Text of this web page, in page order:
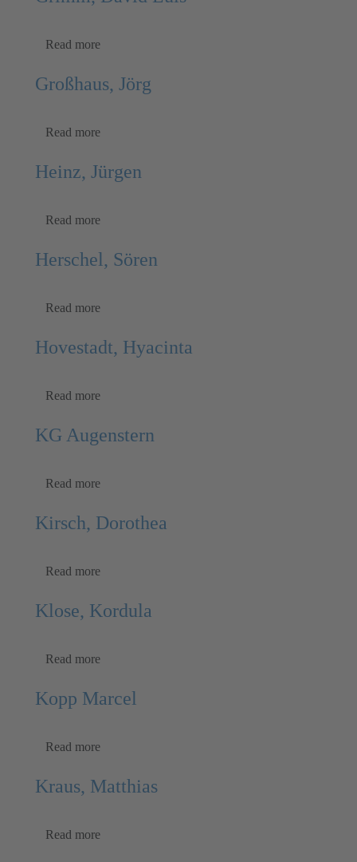
Read more
Großhaus, Jörg
Read more
Heinz, Jürgen
Read more
Herschel, Sören
Read more
Hovestadt, Hyacinta
Read more
KG Augenstern
Read more
Kirsch, Dorothea
Read more
Klose, Kordula
Read more
Kopp Marcel
Read more
Kraus, Matthias
Read more